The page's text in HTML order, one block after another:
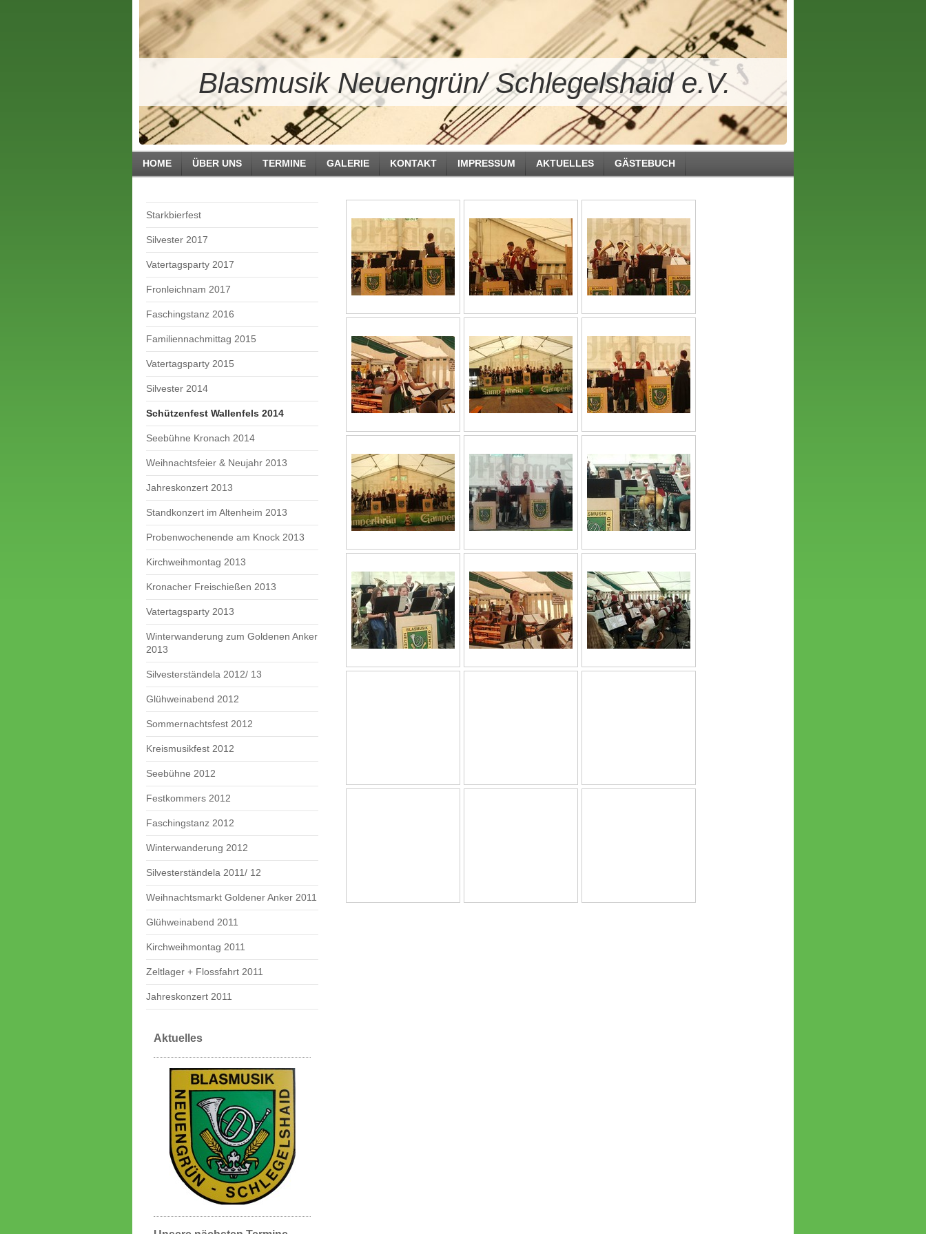
Blasmusik Neuengrün/ Schlegelshaid e.V.
HOME ÜBER UNS TERMINE GALERIE KONTAKT IMPRESSUM AKTUELLES GÄSTEBUCH
Starkbierfest
Silvester 2017
Vatertagsparty 2017
Fronleichnam 2017
Faschingstanz 2016
Familiennachmittag 2015
Vatertagsparty 2015
Silvester 2014
Schützenfest Wallenfels 2014
Seebühne Kronach 2014
Weihnachtsfeier & Neujahr 2013
Jahreskonzert 2013
Standkonzert im Altenheim 2013
Probenwochenende am Knock 2013
Kirchweihmontag 2013
Kronacher Freischießen 2013
Vatertagsparty 2013
Winterwanderung zum Goldenen Anker
2013
Silvesterständela 2012/ 13
Glühweinabend 2012
Sommernachtsfest 2012
Kreismusikfest 2012
Seebühne 2012
Festkommers 2012
Faschingstanz 2012
Winterwanderung 2012
Silvesterständela 2011/ 12
Weihnachtsmarkt Goldener Anker 2011
Glühweinabend 2011
Kirchweihmontag 2011
Zeltlager + Flossfahrt 2011
Jahreskonzert 2011
Aktuelles